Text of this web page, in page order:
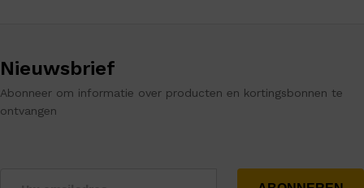
Nieuwsbrief
Abonneer om informatie over producten en kortingsbonnen te
ontvangen